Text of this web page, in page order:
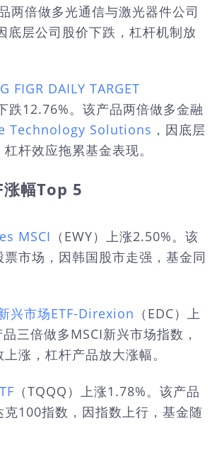
两倍做多光通信与激光器件公司
底层公司股价下跌，杠杆机制放
FIGR DAILY TARGET
跌12.76%。该产品两倍做多金融
Technology Solutions ，因底层
杆效应拖累基金表现。
涨幅Top 5
MSCI （EWY）上涨2.50%。该
市场，因韩国股市走强，基金同
兴市场ETF-Direxion （EDC）上
三倍做多MSCI新兴市场指数，
涨，杠杆产品放大涨幅。
（TQQQ）上涨1.78%。该产品
克100指数，因指数上行，基金随